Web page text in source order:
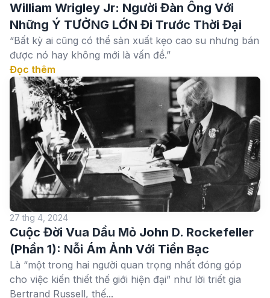
William Wrigley Jr: Người Đàn Ông Với
Những Ý TƯỞNG LỚN Đi Trước Thời Đại
“Bất kỳ ai cũng có thể sản xuất kẹo cao su nhưng bán
được nó hay không mới là vấn đề.”
Đọc thêm
27 thg 4, 2024
Cuộc Đời Vua Dầu Mỏ John D. Rockefeller
(Phần 1): Nỗi Ám Ảnh Với Tiền Bạc
Là “một trong hai người quan trọng nhất đóng góp
cho việc kiến thiết thế giới hiện đại” như lời triết gia
Bertrand Russell, thế...